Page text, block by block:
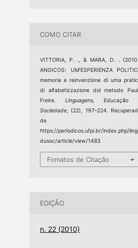
COMO CITAR
VITTORIA, P. ., & MARA, D. .
ANGICOS: UM’ESPERIENZA
memoria e reinvenzione di uma
di alfabetizzazione dol metodo
Freire. Linguagens, Educação
Sociedade, (22), 197–224.
de
https://periodicos.ufpi.br/index.php/
dusoc/article/view/1483
Fomatos de Citação
EDIÇÃO
n. 22 (2010)